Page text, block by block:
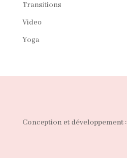
Transitions
Video
Yoga
Conception et développement :